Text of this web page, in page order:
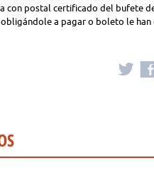
con postal certificado del bufete
a pagar o boleto le han